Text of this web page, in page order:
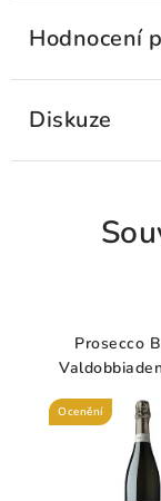
Hodnocení
Diskuze
Prosecco
0,75 l
Ocenění